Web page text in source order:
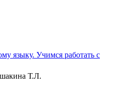
языку. Учимся работать с
Т.Л.